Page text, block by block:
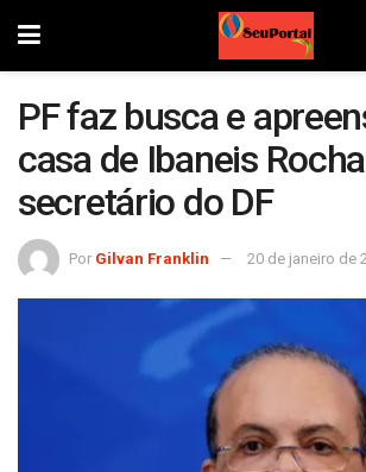
PF faz busca e
casa de Ibaneis
secretário do DF
Por Gilvan Franklin 20 de janeiro de